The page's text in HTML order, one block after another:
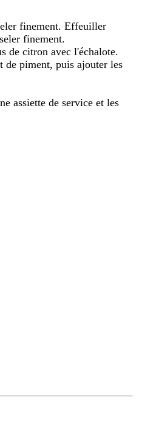
finement. Effeuiller
finement.
de citron avec l'échalote.
de piment, puis ajouter les
assiette de service et les